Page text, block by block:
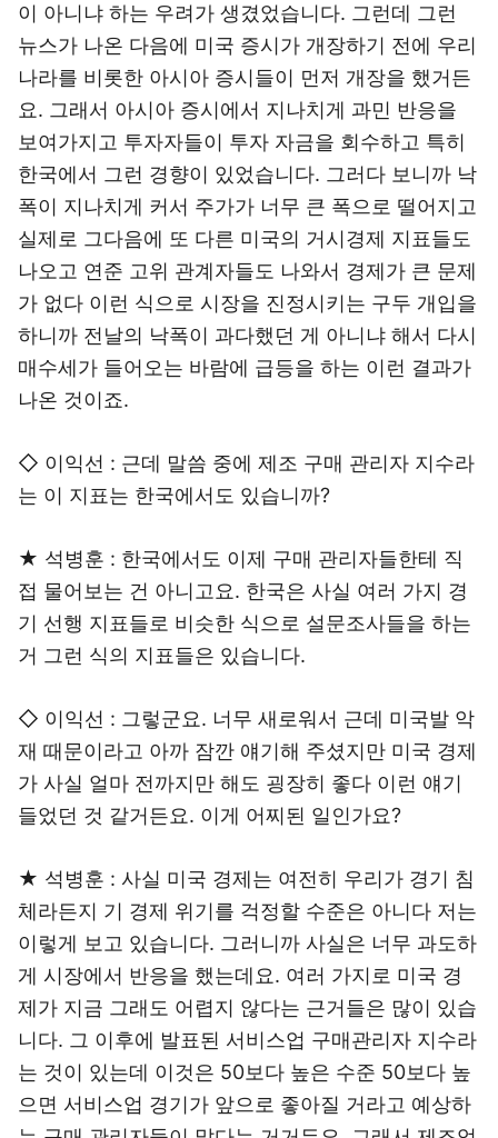
이 아니냐 하는 우려가 생겼었습니다. 그런데 그런
뉴스가 나온 다음에 미국 증시가 개장하기 전에 우리
나라를 비롯한 아시아 증시들이 먼저 개장을 했거든
요. 그래서 아시아 증시에서 지나치게 과민 반응을
보여가지고 투자자들이 투자 자금을 회수하고 특히
한국에서 그런 경향이 있었습니다. 그러다 보니까 낙
폭이 지나치게 커서 주가가 너무 큰 폭으로 떨어지고
실제로 그다음에 또 다른 미국의 거시경제 지표들도
나오고 연준 고위 관계자들도 나와서 경제가 큰 문제
가 없다 이런 식으로 시장을 진정시키는 구두 개입을
하니까 전날의 낙폭이 과다했던 게 아니냐 해서 다시
매수세가 들어오는 바람에 급등을 하는 이런 결과가
나온 것이죠.
◇ 이익선 : 근데 말씀 중에 제조 구매 관리자 지수라
는 이 지표는 한국에서도 있습니까?
★ 석병훈 : 한국에서도 이제 구매 관리자들한테 직
접 물어보는 건 아니고요. 한국은 사실 여러 가지 경
기 선행 지표들로 비슷한 식으로 설문조사들을 하는
거 그런 식의 지표들은 있습니다.
◇ 이익선 : 그렇군요. 너무 새로워서 근데 미국발 악
재 때문이라고 아까 잠깐 얘기해 주셨지만 미국 경제
가 사실 얼마 전까지만 해도 굉장히 좋다 이런 얘기
들었던 것 같거든요. 이게 어찌된 일인가요?
★ 석병훈 : 사실 미국 경제는 여전히 우리가 경기 침
체라든지 기 경제 위기를 걱정할 수준은 아니다 저는
이렇게 보고 있습니다. 그러니까 사실은 너무 과도하
게 시장에서 반응을 했는데요. 여러 가지로 미국 경
제가 지금 그래도 어렵지 않다는 근거들은 많이 있습
니다. 그 이후에 발표된 서비스업 구매관리자 지수라
는 것이 있는데 이것은 50보다 높은 수준 50보다 높
으면 서비스업 경기가 앞으로 좋아질 거라고 예상하